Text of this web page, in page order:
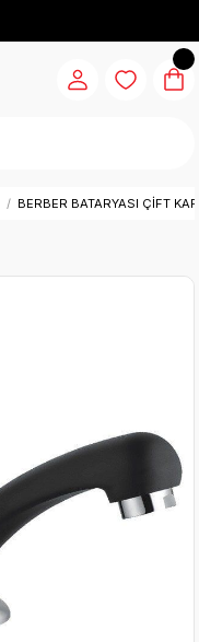
BERBER BATARYASI ÇİFT